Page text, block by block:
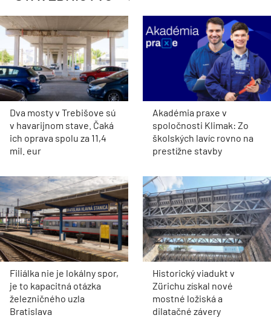
Dva mosty v Trebišove sú
v havarijnom stave. Čaká
ich oprava spolu za 11,4
mil. eur
Akadémia praxe v
spoločnosti Klimak: Zo
školských lavíc rovno na
prestížne stavby
Filiálka nie je lokálny spor,
je to kapacitná otázka
železničného uzla
Bratislava
Historický viadukt v
Zürichu získal nové
mostné ložiská a
dilatačné závery